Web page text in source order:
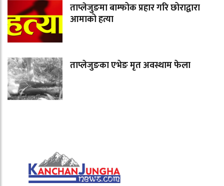
ताप्लेजुङमा बाम्फोक प्रहार गरि छोराद्वारा
आमाको हत्या
ताप्लेजुङका एभेङ मृत अवस्थाम फेला